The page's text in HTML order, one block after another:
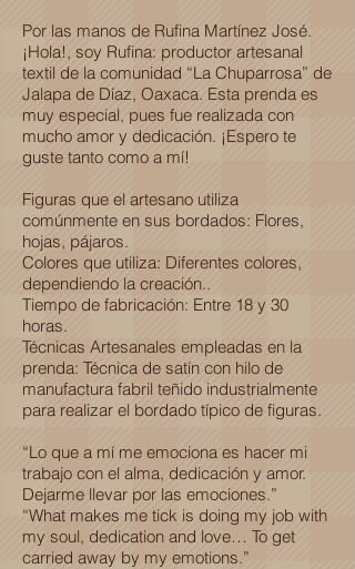
Por las manos de Rufina Martínez José.
¡Hola!, soy Rufina: productor artesanal
textil de la comunidad “La Chuparrosa” de
Jalapa de Díaz, Oaxaca. Esta prenda es
muy especial, pues fue realizada con
mucho amor y dedicación. ¡Espero te
guste tanto como a mí!
Figuras que el artesano utiliza
comúnmente en sus bordados: Flores,
hojas, pájaros.
Colores que utiliza: Diferentes colores,
dependiendo la creación..
Tiempo de fabricación: Entre 18 y 30
horas.
Técnicas Artesanales empleadas en la
prenda: Técnica de satín con hilo de
manufactura fabril teñido industrialmente
para realizar el bordado típico de figuras.
“Lo que a mí me emociona es hacer mi
trabajo con el alma, dedicación y amor.
Dejarme llevar por las emociones.”
“What makes me tick is doing my job with
my soul, dedication and love… To get
carried away by my emotions.”